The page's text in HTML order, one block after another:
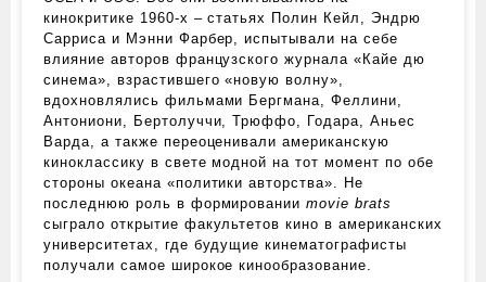
кинокритике 1960‑х – статьях Полин Кейл, Эндрю
Сарриса и Мэнни Фарбер, испытывали на себе
влияние авторов французского журнала «Кайе дю
синема», взрастившего «новую волну»,
вдохновлялись фильмами Бергмана, Феллини,
Антониони, Бертолуччи, Трюффо, Годара, Аньес
Варда, а также переоценивали американскую
киноклассику в свете модной на тот момент по обе
стороны океана «политики авторства». Не
последнюю роль в формированииmovie brats
сыграло открытие факультетов кино в американских
университетах, где будущие кинематографисты
получали самое широкое кинообразование.